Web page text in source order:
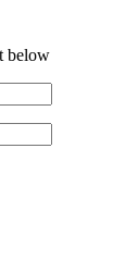
below